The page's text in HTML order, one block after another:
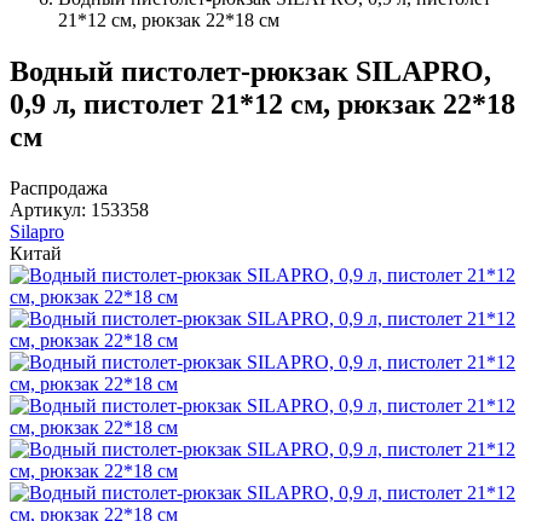
21*12 см, рюкзак 22*18 см
Водный пистолет-рюкзак SILAPRO,
0,9 л, пистолет 21*12 см, рюкзак 22*18
см
Распродажа
Артикул: 153358
Silapro
Китай